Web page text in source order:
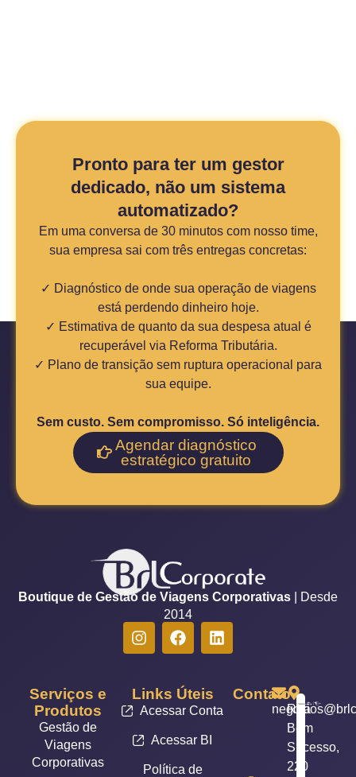
Pronto para ter um gestor
dedicado, não um sistema
automatizado?
Em uma conversa de 30 minutos com nosso time,
sua empresa sai com três entregas concretas:
✓ Diagnóstico de onde sua operação de viagens
está perdendo dinheiro hoje.
✓ Estimativa de quanto da sua despesa atual é
recuperável via Reforma Tributária.
✓ Plano de transição sem ruptura operacional para
sua equipe.
Sem custo. Sem compromisso. Só inteligência.
Agendar diagnóstico
estratégico gratuito
Boutique de Gestão de Viagens Corporativas | Desde
2014
Serviços e
Produtos
Gestão de
Viagens
Corporativas
Links Úteis
Acessar Conta
Acessar BI
Política de
Contato
Rua
Bom
Sucesso,
220